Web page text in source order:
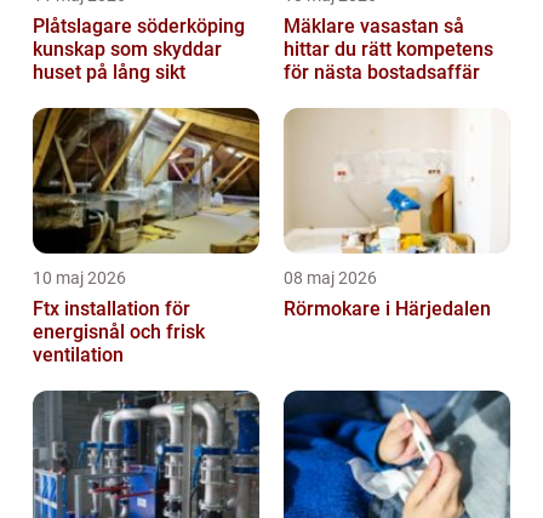
Plåtslagare söderköping
kunskap som skyddar
huset på lång sikt
Mäklare vasastan så
hittar du rätt kompetens
för nästa bostadsaffär
10 maj 2026
Ftx installation för
energisnål och frisk
ventilation
08 maj 2026
Rörmokare i Härjedalen